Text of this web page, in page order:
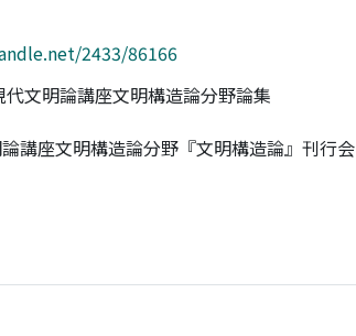
2433/86166
文明論講座文明構造論分野論集
講座文明構造論分野『文明構造論』刊行会